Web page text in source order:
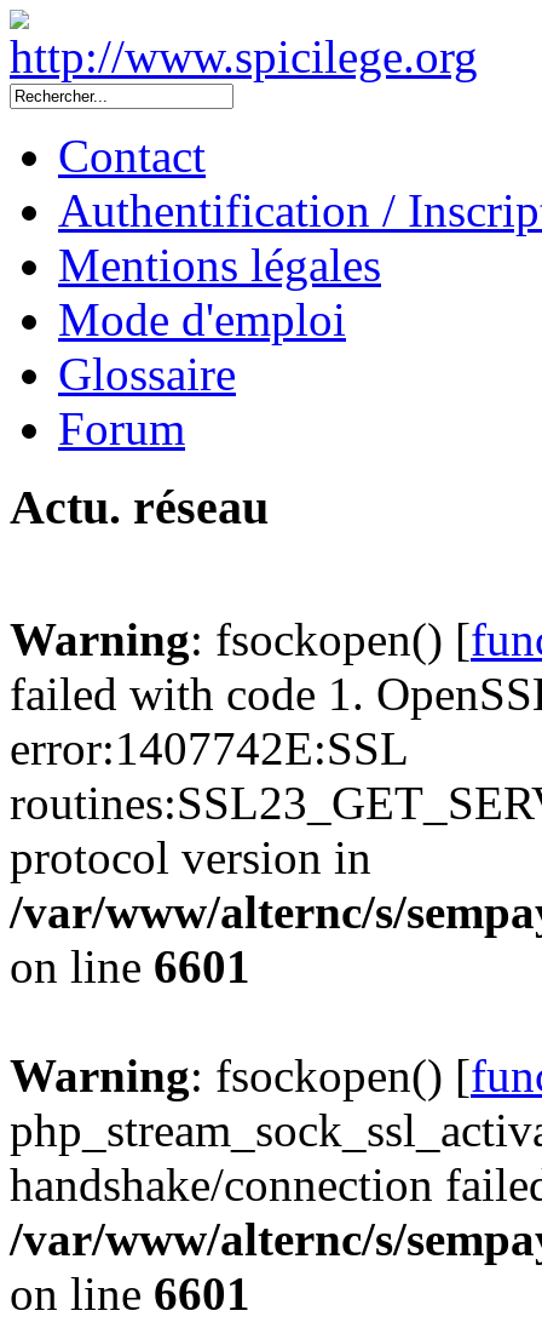
Contact
Authentification /
Mentions légales
Mode d'emploi
Glossaire
Forum
Actu. réseau
Warning: fsockopen() [
failed with code 1.
error:1407742E:SSL
protocol version in
/var/www/alternc/s/
on line 6601
Warning: fsockopen() [
handshake/connection
/var/www/alternc/s/
on line 6601